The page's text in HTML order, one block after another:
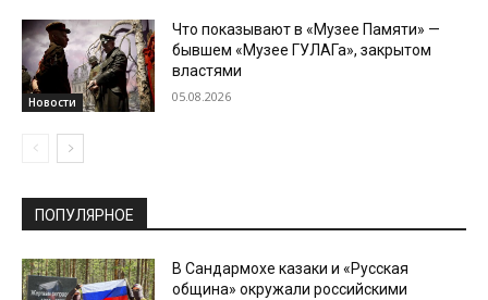
Новости
Что показывают в «Музее Памяти» —
бывшем «Музее ГУЛАГа», закрытом
властями
05.08.2026
ПОПУЛЯРНОЕ
В Сандармохе казаки и «Русская
община» окружали российскими